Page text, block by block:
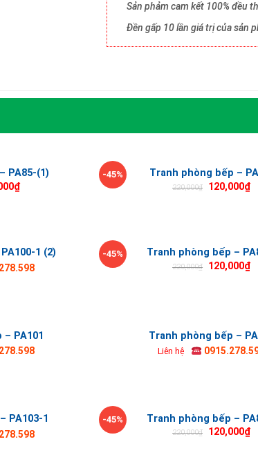
Sản phảm cam kết 100% đều
Đền gấp 10 lần giá trị của sản
PA85-(1)
₫
-45% Tranh phòng bếp –
220,000₫ 120,000₫
1 (2) -45% Tranh phòng bếp –
220,000₫ 120,000₫
PA101 Tranh phòng bếp –
Liên hệ
PA103-1 -45% Tranh phòng bếp –
220,000₫ 120,000₫